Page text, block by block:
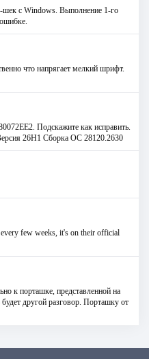
шек с Windows. Выполнение 1-го
что напрягает мелкий шрифт.
Подскажите как исправить.
26H1 Сборка ОС 28120.2630
few weeks, it's on their official
к порташке, представленной на
другой разговор. Порташку от